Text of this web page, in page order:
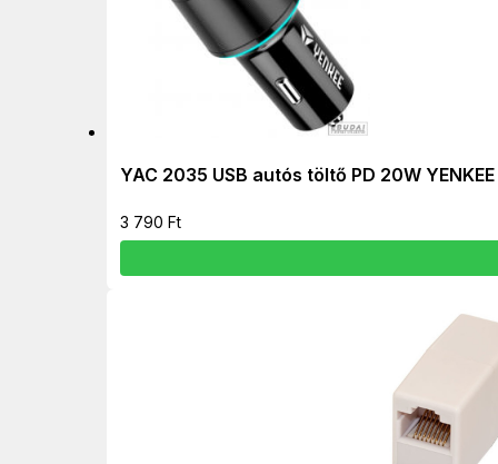
YAC 2035 USB autós töltő PD 20W YENKEE
3 790 Ft